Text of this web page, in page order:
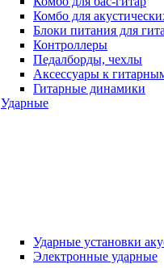
Комбо для
Блоки питания для
Контроллеры
Педалборды, чехлы
Аксеcсуары к
Гитарные динамики
Ударные
Ударные установки
Электронные ударные